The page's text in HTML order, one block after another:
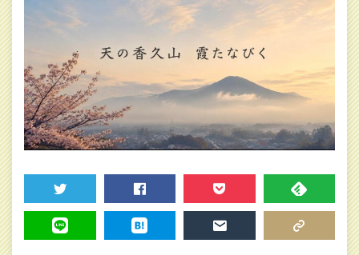
TWEET SHARE POCKET FEEDLY